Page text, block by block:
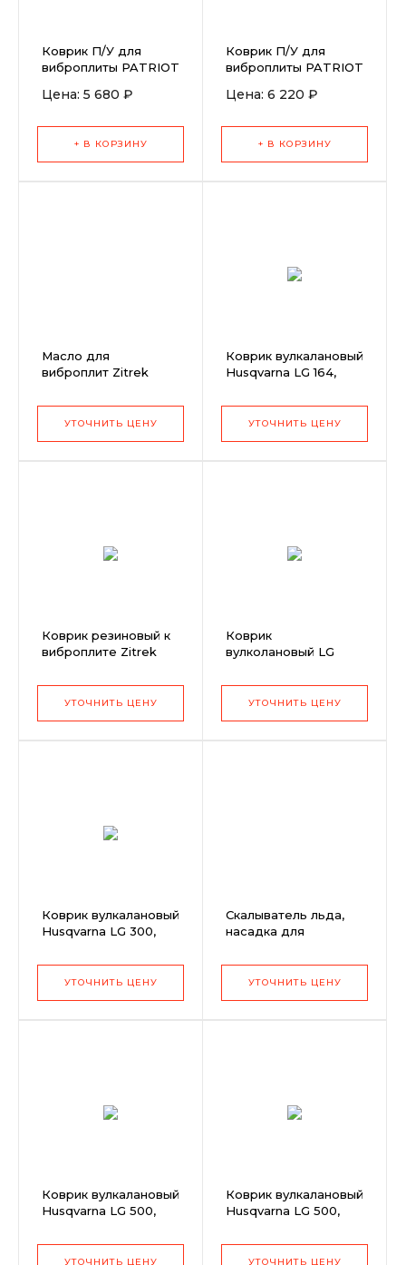
Коврик П/У для
виброплиты PATRIOT
Цена: 5 680 ₽
+ В КОРЗИНУ
Коврик П/У для
виброплиты PATRIOT
Цена: 6 220 ₽
+ В КОРЗИНУ
Масло для
виброплит Zitrek
УТОЧНИТЬ ЦЕНУ
Коврик вулкалановый
Husqvarna LG 164,
УТОЧНИТЬ ЦЕНУ
Коврик резиновый к
виброплите Zitrek
УТОЧНИТЬ ЦЕНУ
Коврик
вулколановый LG
УТОЧНИТЬ ЦЕНУ
Коврик вулкалановый
Husqvarna LG 300,
УТОЧНИТЬ ЦЕНУ
Скалыватель льда,
насадка для
«Виброкол»
УТОЧНИТЬ ЦЕНУ
Коврик вулкалановый
Husqvarna LG 500,
УТОЧНИТЬ ЦЕНУ
Коврик вулкалановый
Husqvarna LG 500,
УТОЧНИТЬ ЦЕНУ